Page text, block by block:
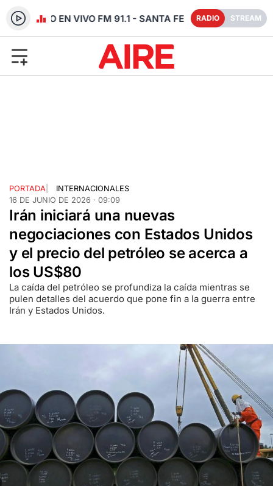
RADIO EN VIVO FM 91.1 - SANTA FE RADIO STREAM
PORTADA
INTERNACIONALES
16 DE JUNIO DE 2026 · 09:09
Irán iniciará una nuevas
negociaciones con Estados Unidos
y el precio del petróleo se acerca a
los US$80
La caída del petróleo se profundiza la caída mientras se
pulen detalles del acuerdo que pone fin a la guerra entre
Irán y Estados Unidos.